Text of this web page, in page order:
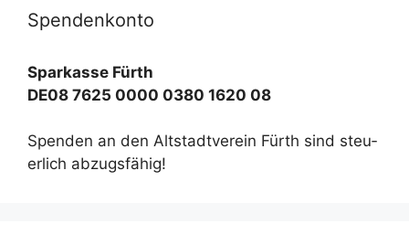
Spen­den­kon­to
Spar­kas­se Fürth
DE08 7625 0000 0380 1620 08
Spen­den an den Alt­stadt­ver­ein Fürth sind steu­
er­lich ab­zugs­fä­hig!